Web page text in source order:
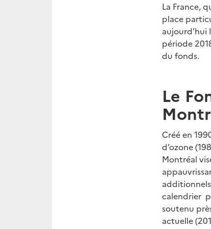
La France,
place
aujourd’hui
période
du fonds.
Le
Créé en
d’ozone
Montréal
calendrier
soutenu
actuelle